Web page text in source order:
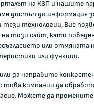
За КЗП
Кои сме ние
Администрация
Документи и други
Информация
Полезни връзки
на КЗП и нашите
достъп до информация
технологии, Вие
този сайт, като
или отмяната
или функции.
да направите
това компании да
Можете да промените